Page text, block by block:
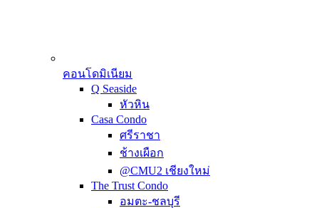
คอนโดมิเนียม
Q Seaside
หัวหิน
Casa Condo
ศรีราชา
ช้างเผือก
@CMU2 เชียงใหม่
The Trust Condo
อมตะ-ชลบุรี